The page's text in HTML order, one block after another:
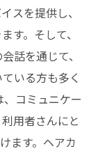
スを提供し、
す。そして、
話を通じて、
いる方も多く
コミュニケー
用者さんにと
ます。ヘアカ